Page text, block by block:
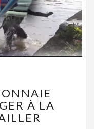
À LA